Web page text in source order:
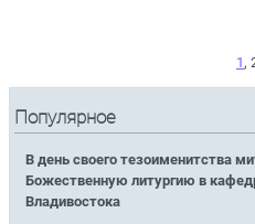
1 ,
Популярное
В день своего тезоименитства
Божественную литургию в
Владивостока